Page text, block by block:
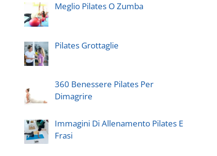
Meglio Pilates O Zumba
Pilates Grottaglie
360 Benessere Pilates Per
Dimagrire
Immagini Di Allenamento Pilates E
Frasi